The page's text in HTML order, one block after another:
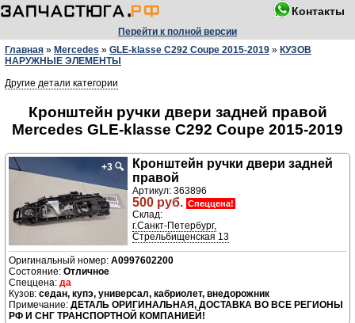
Контакты
Перейти к полной версии
Главная » Mercedes » GLE-klasse C292 Coupe 2015-2019 » КУЗОВ
НАРУЖНЫЕ ЭЛЕМЕНТЫ
Другие детали категории
Кронштейн ручки двери задней правой
Mercedes GLE-klasse C292 Coupe 2015-2019
+3 🔍
Кронштейн ручки двери задней
правой
Артикул: 363896
500 руб. Спеццена!
Склад:
г.Санкт-Петербург,
Стрельбищенская 13
A0997602200
Отличное
да
седан, купэ, универсал, кабриолет, внедорожник
ДЕТАЛЬ ОРИГИНАЛЬНАЯ, ДОСТАВКА ВО ВСЕ РЕГИОНЫ
РФ И СНГ ТРАНСПОРТНОЙ КОМПАНИЕЙ!